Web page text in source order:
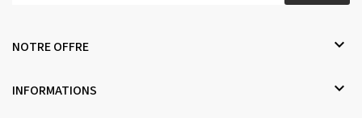
NOTRE OFFRE 
INFORMATIONS 